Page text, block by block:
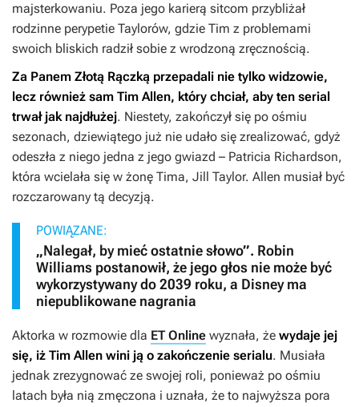
majsterkowaniu. Poza jego karierą sitcom przybliżał
rodzinne perypetie Taylorów, gdzie Tim z problemami
swoich bliskich radził sobie z wrodzoną zręcznością.
Za Panem Złotą Rączką przepadali nie tylko widzowie,
lecz również sam Tim Allen, który chciał, aby ten serial
trwał jak najdłużej. Niestety, zakończył się po ośmiu
sezonach, dziewiątego już nie udało się zrealizować, gdyż
odeszła z niego jedna z jego gwiazd – Patricia Richardson,
która wcielała się w żonę Tima, Jill Taylor. Allen musiał być
rozczarowany tą decyzją.
POWIĄZANE:
„Nalegał, by mieć ostatnie słowo”. Robin
Williams postanowił, że jego głos nie może być
wykorzystywany do 2039 roku, a Disney ma
niepublikowane nagrania
Aktorka w rozmowie dla ET Online wyznała, że wydaje jej
się, iż Tim Allen wini ją o zakończenie serialu. Musiała
jednak zrezygnować ze swojej roli, ponieważ po ośmiu
latach była nią zmęczona i uznała, że to najwyższa pora